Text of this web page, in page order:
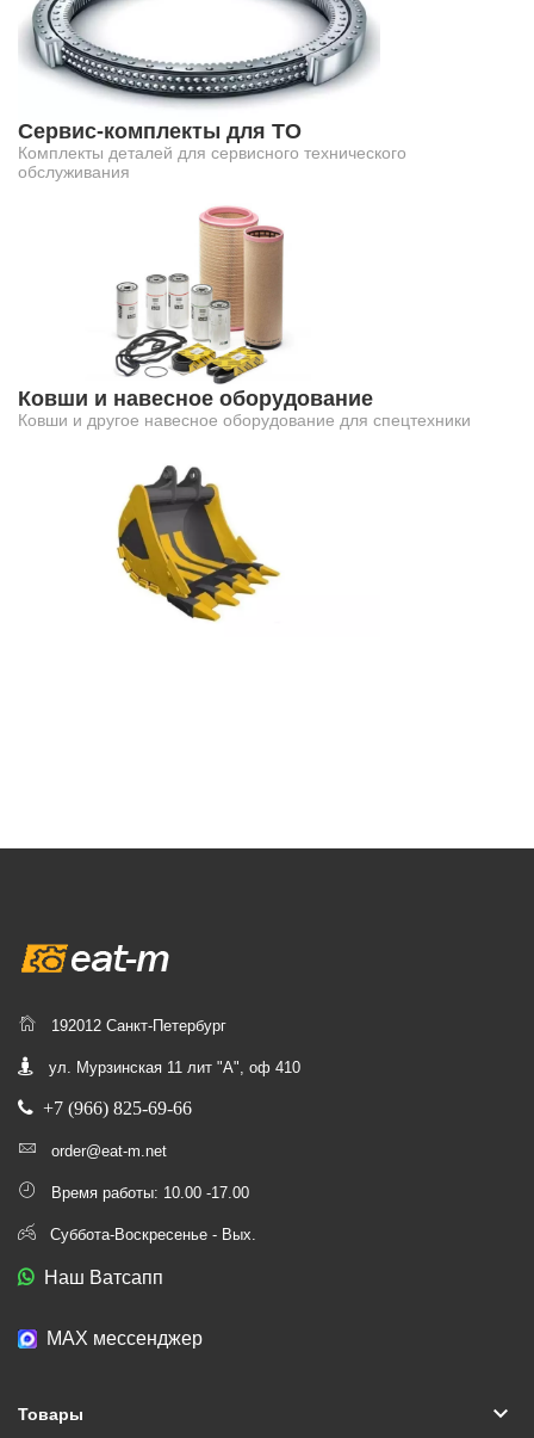
Сервис-комплекты для ТО
Комплекты деталей для сервисного технического
обслуживания
Ковши и навесное оборудование
Ковши и другое навесное оборудование для спецтехники
192012 Санкт-Петербург
ул. Мурзинская 11 лит "А", оф 410
+7 (966) 825-69-66
order@eat-m.net
Время работы: 10.00 -17.00
Суббота-Воскресенье - Вых.
Наш Ватсапп
МАХ мессенджер
Товары keyboard_arrow_down